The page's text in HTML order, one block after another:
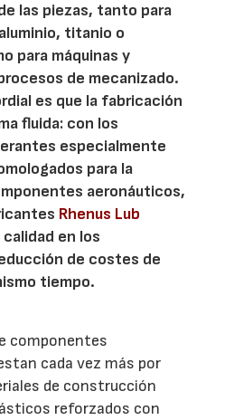
las piezas, tanto para
titanio o
para máquinas y
de mecanizado.
es que la fabricación
fluida: con los
especialmente
para la
aeronáuticos,
Rhenus Lub
en los
de costes de
tiempo.
componentes
cada vez más por
de construcción
reforzados con